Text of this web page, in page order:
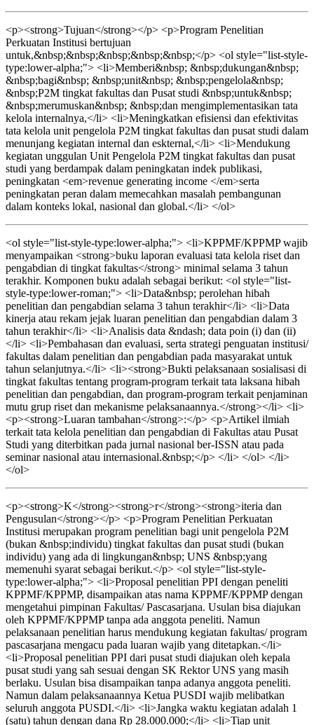
<p><strong>Tujuan</strong></p> <p>Program Penelitian
Perkuatan Institusi bertujuan
untuk,&nbsp;&nbsp;&nbsp;&nbsp;&nbsp;</p> <ol style="list-style-
type:lower-alpha;"> <li>Memberi&nbsp; &nbsp;dukungan&nbsp;
&nbsp;bagi&nbsp; &nbsp;unit&nbsp; &nbsp;pengelola&nbsp;
&nbsp;P2M tingkat fakultas dan Pusat studi &nbsp;untuk&nbsp;
&nbsp;merumuskan&nbsp; &nbsp;dan mengimplementasikan tata
kelola internalnya,</li> <li>Meningkatkan efisiensi dan efektivitas
tata kelola unit pengelola P2M tingkat fakultas dan pusat studi dalam
menunjang kegiatan internal dan eskternal,</li> <li>Mendukung
kegiatan unggulan Unit Pengelola P2M tingkat fakultas dan pusat
studi yang berdampak dalam peningkatan indek publikasi,
peningkatan <em>revenue generating income </em>serta
peningkatan peran dalam memecahkan masalah pembangunan
dalam konteks lokal, nasional dan global.</li> </ol>
<ol style="list-style-type:lower-alpha;"> <li>KPPMF/KPPMP wajib
menyampaikan <strong>buku laporan evaluasi tata kelola riset dan
pengabdian di tingkat fakultas</strong> minimal selama 3 tahun
terakhir. Komponen buku adalah sebagai berikut: <ol style="list-
style-type:lower-roman;"> <li>Data&nbsp; perolehan hibah
penelitian dan pengabdian selama 3 tahun terakhir</li> <li>Data
kinerja atau rekam jejak luaran penelitian dan pengabdian dalam 3
tahun terakhir</li> <li>Analisis data &ndash; data poin (i) dan (ii)
</li> <li>Pembahasan dan evaluasi, serta strategi penguatan institusi/
fakultas dalam penelitian dan pengabdian pada masyarakat untuk
tahun selanjutnya.</li> <li><strong>Bukti pelaksanaan sosialisasi di
tingkat fakultas tentang program-program terkait tata laksana hibah
penelitian dan pengabdian, dan program-program terkait penjaminan
mutu grup riset dan mekanisme pelaksanaannya.</strong></li> <li>
<p><strong>Luaran tambahan</strong>:</p> <p>Artikel ilmiah
terkait tata kelola penelitian dan pengabdian di Fakultas atau Pusat
Studi yang diterbitkan pada jurnal nasional ber-ISSN atau pada
seminar nasional atau internasional.&nbsp;</p> </li> </ol> </li>
</ol>
<p><strong>K</strong><strong>r</strong><strong>iteria dan
Pengusulan</strong></p> <p>Program Penelitian Perkuatan
Institusi merupakan program penelitian bagi unit pengelola P2M
(bukan &nbsp;individu) tingkat fakultas dan pusat studi (bukan
individu) yang ada di lingkungan&nbsp; UNS &nbsp;yang
memenuhi syarat sebagai berikut.</p> <ol style="list-style-
type:lower-alpha;"> <li>Proposal penelitian PPI dengan peneliti
KPPMF/KPPMP, disampaikan atas nama KPPMF/KPPMP dengan
mengetahui pimpinan Fakultas/ Pascasarjana. Usulan bisa diajukan
oleh KPPMF/KPPMP tanpa ada anggota peneliti. Namun
pelaksanaan penelitian harus mendukung kegiatan fakultas/ program
pascasarjana mengacu pada luaran wajib yang ditetapkan.</li>
<li>Proposal penelitian PPI dari pusat studi diajukan oleh kepala
pusat studi yang sah sesuai dengan SK Rektor UNS yang masih
berlaku. Usulan bisa disampaikan tanpa adanya anggota peneliti.
Namun dalam pelaksanaannya Ketua PUSDI wajib melibatkan
seluruh anggota PUSDI.</li> <li>Jangka waktu kegiatan adalah 1
(satu) tahun dengan dana Rp 28.000.000;</li> <li>Tiap unit